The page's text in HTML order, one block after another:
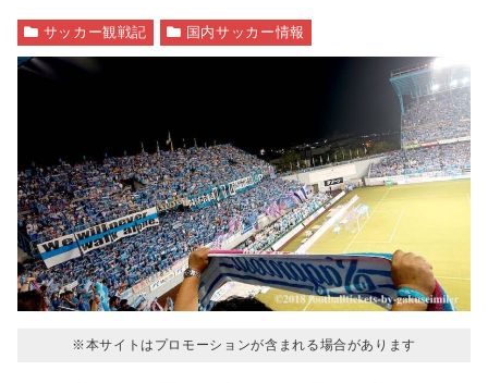
サッカー観戦記 国内サッカー情報
※本サイトはプロモーションが含まれる場合があります